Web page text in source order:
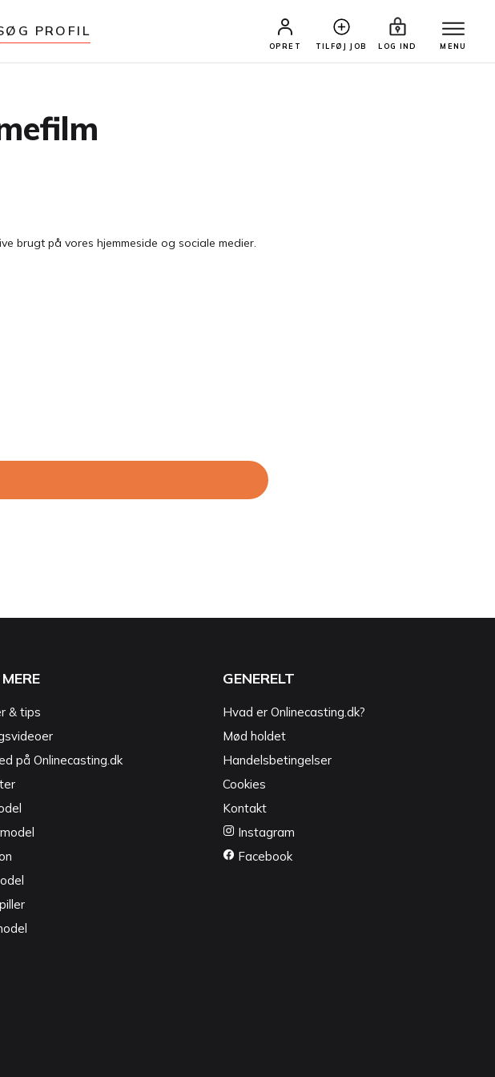
PROFIL
OPRET TILFØJ JOB LOG IND MENU
brugt på vores hjemmeside og sociale medier.
& tips
på Onlinecasting.dk
GENERELT
Hvad er Onlinecasting.dk?
Mød holdet
Handelsbetingelser
Cookies
Kontakt
Instagram
Facebook